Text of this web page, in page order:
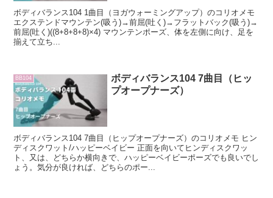
ボディバランス104 1曲目（ヨガウォーミングアップ）のコリオメモ
エクステンドマウンテン(吸う)→前屈(吐く)→フラットバック(吸う)→
前屈(吐く)((8+8+8+8)×4) マウンテンポーズ、体を左側に向け、足を
揃えて立ち...
BB104
ボディバランス104 7曲目（ヒッ
プオープナーズ）
ボディバランス104 7曲目（ヒップオープナーズ）のコリオメモ ヒン
ディスクワット/ハッピーベイビー 正面を向いてヒンディスクワッ
ト、又は、どちらか横向きで、ハッピーベイビーポーズでも良いでし
ょう。気分が良ければ、どちらのポー...